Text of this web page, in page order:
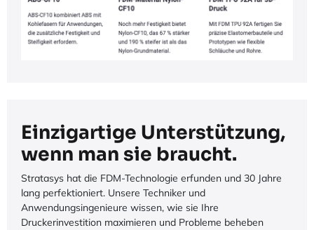
Einzigartige Unterstützung,
wenn man sie braucht.
Stratasys hat die FDM-Technologie erfunden und 30 Jahre
lang perfektioniert. Unsere Techniker und
Anwendungsingenieure wissen, wie sie Ihre
Druckerinvestition maximieren und Probleme beheben